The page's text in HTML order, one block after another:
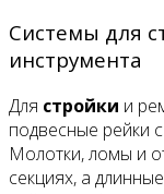
Системы для
инструмента
Для стройки и
подвесные рейки
Молотки, ломы и
секциях, а